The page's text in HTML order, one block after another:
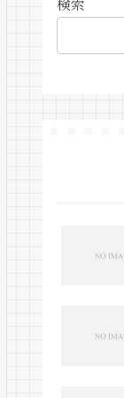
検索